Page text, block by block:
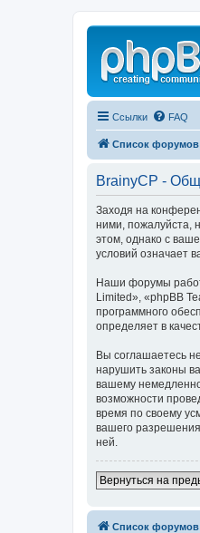
Ссылки FAQ
Список форумов
BrainyCP -
Заходя на
ними, пожалуйста,
этом, однако с
условий означает
Наши форумы
Limited», «phpBB
программного
определяет в
Вы соглашаетесь
нарушить законы
вашему
возможности
время по своему
вашего
ней.
Вернуться на
Список форумов